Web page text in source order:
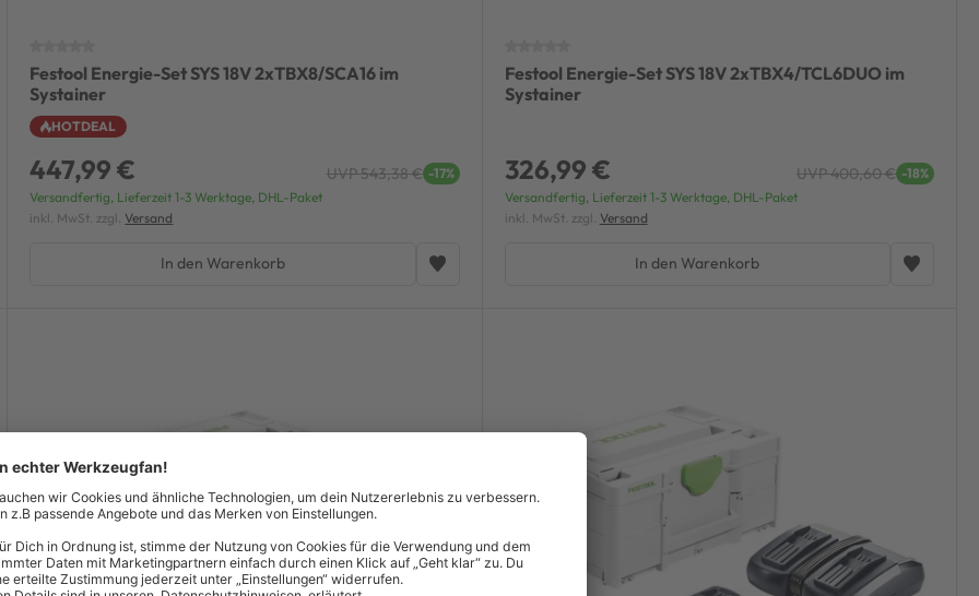
Festool Energie-Set SYS 18V 2xTBX8/SCA16 im
Systainer
HOTDEAL
447,99 € UVP 543,38 € -17%
Versandfertig, Lieferzeit 1-3 Werktage, DHL-Paket
inkl. MwSt. zzgl. Versand
In den Warenkorb
Festool Energie-Set SYS 18V 2xTBX4/TCL6DUO im
Systainer
326,99 € UVP 400,60 € -18%
Versandfertig, Lieferzeit 1-3 Werktage, DHL-Paket
inkl. MwSt. zzgl. Versand
In den Warenkorb